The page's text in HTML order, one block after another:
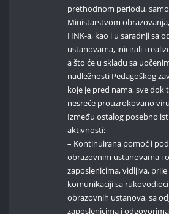
prethodnom periodu,
Ministarstvom
HNK-a, kao i u saradnji sa
ustanovama, inicirali i
a što će u skladu sa
nadležnosti Pedagoškog
koje je pred nama, sve dok
nesreće prouzrokovano
Između ostalog posebno
aktivnosti:
– Kontinuirana pomoć i
obrazovnim ustanovama i
zaposlenicima, vidljiva,
komunikaciji sa
obrazovnih ustanova, sa
zaposlenicima i